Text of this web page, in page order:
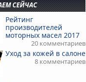
СЕЙЧАС
Рейтинг
производителей
моторных масел 2017
20 комментариев
Уход за кожей в салоне
8 комментариев